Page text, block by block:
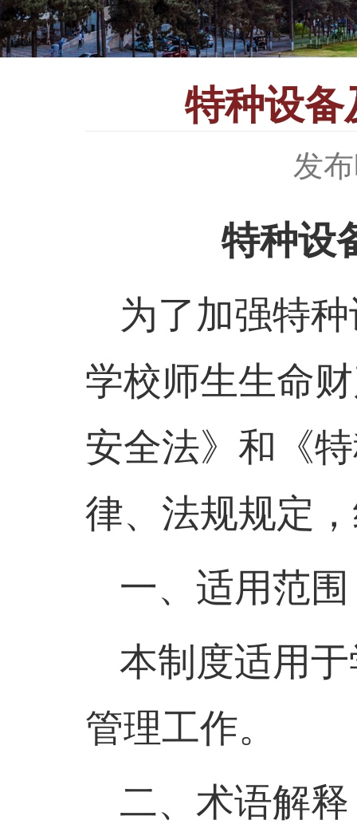
特种设备
发
特种设
为了加强特
学校师生生命
安全法》和《
律、法规规定
一、适用范围
本制度适用
管理工作。
二、术语解释